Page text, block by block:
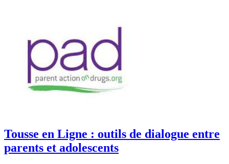
Tousse en Ligne : outils de dialogue entre
parents et adolescents